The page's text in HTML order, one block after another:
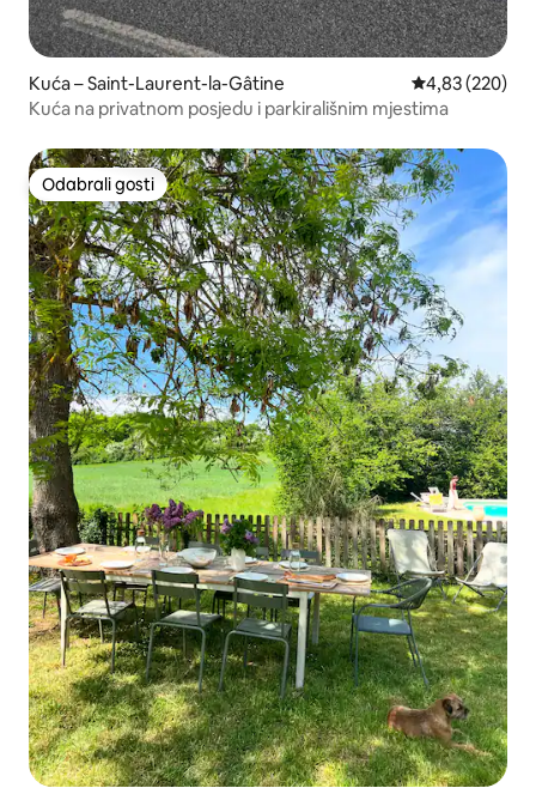
Kuća – Saint-Laurent-la-Gâtine Prosječna
4,83 (220)
Kuća na privatnom posjedu i parkirališnim mjestima
Odabrali gosti
Odabrali gosti